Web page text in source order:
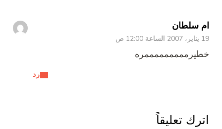
ام سلطان
19 يناير، 2007 الساعة 12:00 ص
رد
خطيرمممممممممره
اترك تعليقاً